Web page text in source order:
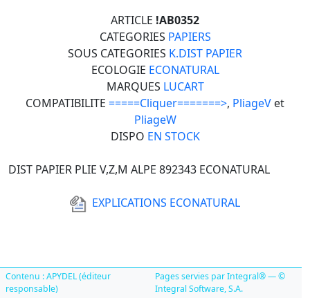
ARTICLE !AB0352
CATEGORIES PAPIERS
SOUS CATEGORIES K.DIST PAPIER
ECOLOGIE ECONATURAL
MARQUES LUCART
COMPATIBILITE =====Cliquer=======>, PliageV et
PliageW
DISPO EN STOCK
DIST PAPIER PLIE V,Z,M ALPE 892343 ECONATURAL
EXPLICATIONS ECONATURAL
Contenu : APYDEL (éditeur
responsable)
Pages servies par Integral® — ©
Integral Software, S.A.